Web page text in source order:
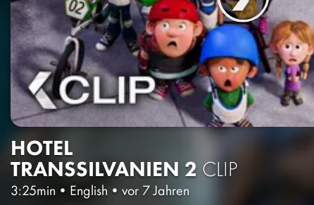
HOTEL
TRANSSILVANIEN 2 CLIP
3:25min • English • vor 7 Jahren